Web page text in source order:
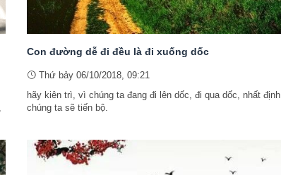
Con đường dễ đi đều là đi xuống dốc
Thứ bảy 06/10/2018, 09:21
hãy kiên trì, vì chúng ta đang đi lên dốc, đi qua dốc, nhất định
chúng ta sẽ tiến bộ.